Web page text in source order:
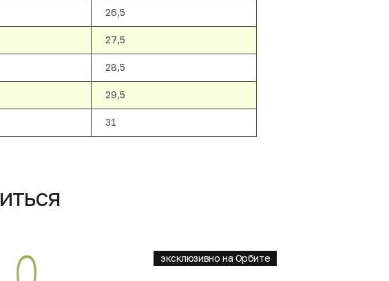
26,5
27,5
28,5
29,5
31
эксклюзивно на Орбите